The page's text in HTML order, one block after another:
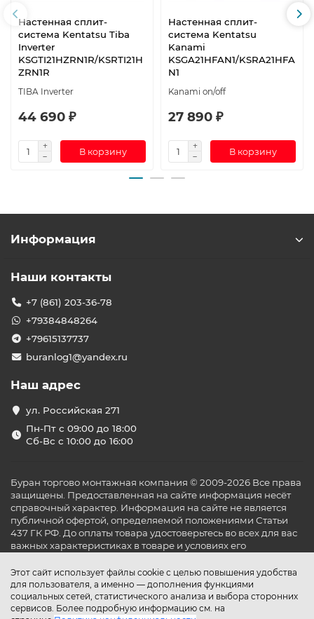
Настенная сплит-
система Kentatsu Tiba
Inverter
KSGTI21HZRN1R/KSRTI21H
ZRN1R
TIBA Inverter
44 690 ₽
В корзину
Настенная сплит-
система Kentatsu
Kanami
KSGA21HFAN1/KSRA21HFA
N1
Kanami on/off
27 890 ₽
В корзину
Этот сайт использует файлы cookie с целью повышения удобства
для пользователя, а именно — дополнения функциями
социальных сетей, статистического анализа и выбора сторонних
сервисов. Более подробную информацию см. на
Информация
Наши контакты
+7 (861) 203-36-78
+79384848264
+79615137737
buranlog1@yandex.ru
Наш адрес
ул. Российская 271
Пн-Пт с 09:00 до 18:00
Сб-Вс с 10:00 до 16:00
Буран торгово монтажная компания © 2009-2026 Все права
защищены. Предоставленная на сайте информация несёт
справочный характер. Информация на сайте не является
публичной офертой, определяемой положениями Статьи
437 ГК РФ. До оплаты товара удостоверьтесь во всех для вас
важных характеристиках в товаре и условиях его